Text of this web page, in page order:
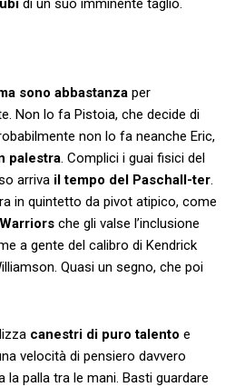
di un suo imminente taglio.
sono abbastanza per
Non lo fa Pistoia, che decide di
non lo fa neanche Eric,
palestra. Complici i guai fisici del
arriva il tempo del Paschall-ter.
in quintetto da pivot atipico, come
che gli valse l’inclusione
a gente del calibro di Kendrick
Quasi un segno, che poi
canestri di puro talento e
velocità di pensiero davvero
la palla tra le mani. Basti guardare